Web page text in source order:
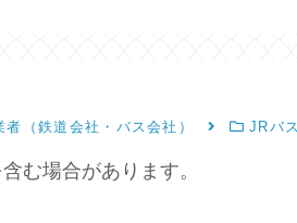
者（鉄道会社・バス会社） JRバス
む場合があります。